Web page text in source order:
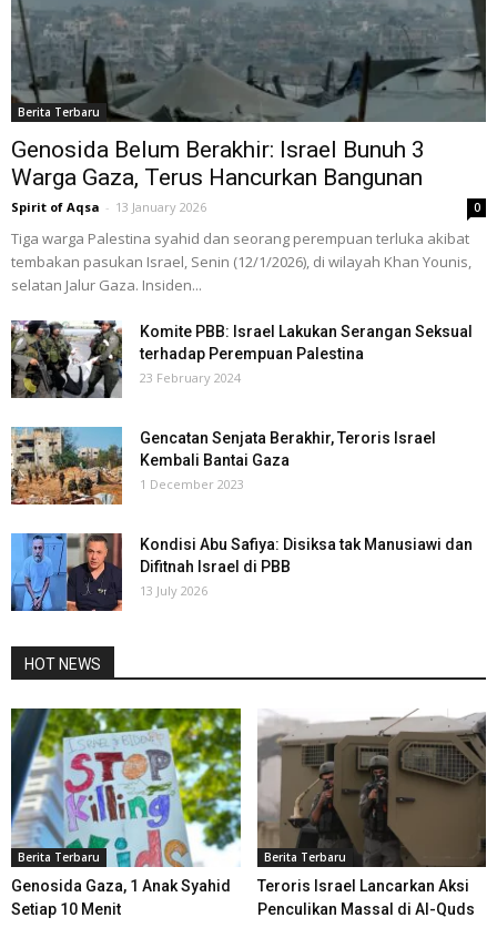
Berita Terbaru
Genosida Belum Berakhir: Israel Bunuh 3
Warga Gaza, Terus Hancurkan Bangunan
Spirit of Aqsa - 13 January 2026 0
Tiga warga Palestina syahid dan seorang perempuan terluka akibat
tembakan pasukan Israel, Senin (12/1/2026), di wilayah Khan Younis,
selatan Jalur Gaza. Insiden...
Komite PBB: Israel Lakukan Serangan Seksual
terhadap Perempuan Palestina
23 February 2024
Gencatan Senjata Berakhir, Teroris Israel
Kembali Bantai Gaza
1 December 2023
Kondisi Abu Safiya: Disiksa tak Manusiawi dan
Difitnah Israel di PBB
13 July 2026
HOT NEWS
Berita Terbaru
Genosida Gaza, 1 Anak Syahid
Setiap 10 Menit
Berita Terbaru
Teroris Israel Lancarkan Aksi
Penculikan Massal di Al-Quds